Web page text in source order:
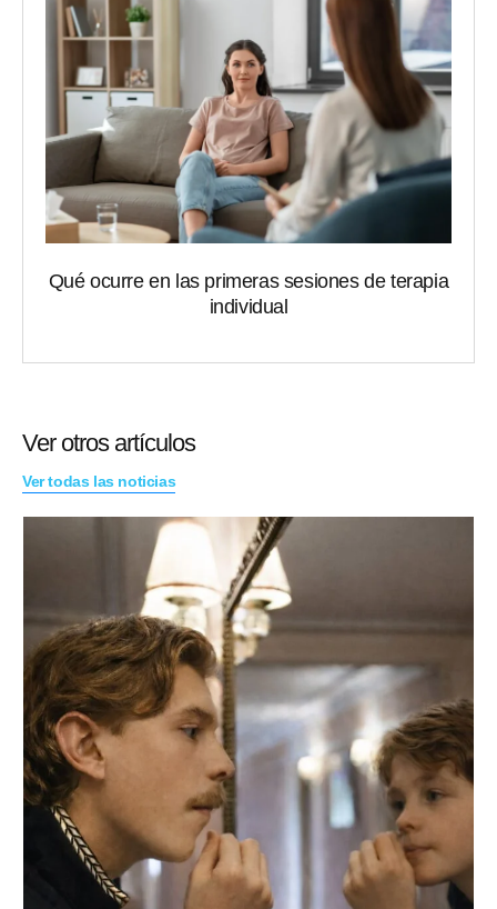
Qué ocurre en las primeras sesiones de terapia
individual
Ver otros artículos
Ver todas las noticias